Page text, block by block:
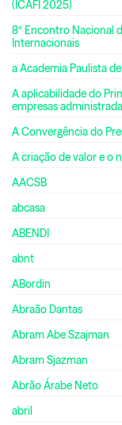
(ICAFI 2025)
8º Encontro Nacional
Internacionais
a Academia Paulista
A aplicabilidade do
empresas
A Convergência do
A criação de valor e o
AACSB
abcasa
ABENDI
abnt
ABordin
Abraão Dantas
Abram Abe Szajman
Abram Sjazman
Abrão Árabe Neto
abril